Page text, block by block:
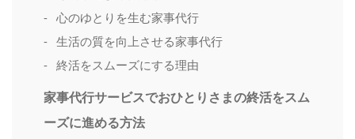
心のゆとりを生む家事代行
生活の質を向上させる家事代行
終活をスムーズにする理由
家事代行サービスでおひとりさまの終活をスム
ーズに進める方法